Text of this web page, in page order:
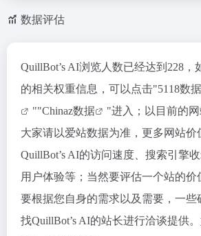
数据评估
QuillBot’s AI浏览人数已经达到228，
的相关权重信息，可以点击"5118数据
""Chinaz数据
"进入；以目前的
大家请以爱站数据为准，更多网站价
QuillBot’s AI的访问速度、搜索引擎
用户体验等；当然要评估一个站的价
要根据您自身的需求以及需要，一些
找QuillBot’s AI的站长进行洽谈提供。